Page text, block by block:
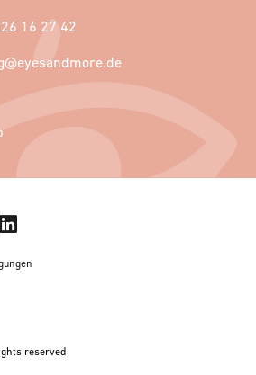
16 27 42
reserved